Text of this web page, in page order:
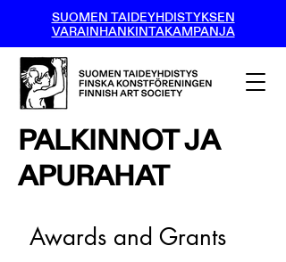
SUOMEN TAIDEYHDISTYKSEN
VARAINHANKINTAKAMPANJA
PALKINNOT JA
APURAHAT
Awards and Grants